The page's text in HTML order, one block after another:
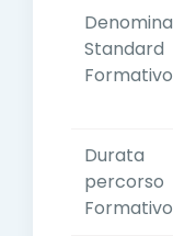
Standard
Formativo
Durata
percorso
Formativo